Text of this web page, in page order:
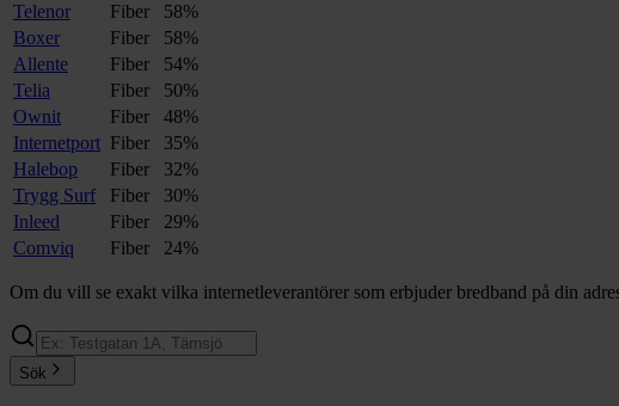
Telenor
Fiber
58%
Boxer
Fiber
58%
Allente
Fiber
54%
Telia
Fiber
50%
Ownit
Fiber
48%
Internetport Fiber
35%
Halebop
Fiber
32%
Trygg Surf
Fiber
30%
Inleed
Fiber
29%
Comviq
Fiber 24%
Om du vill se exakt vilka internetleverantörer som erbjuder bredband på din
Sök